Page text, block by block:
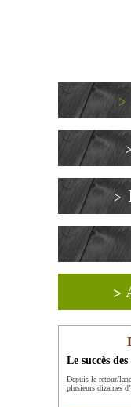
>
>
>
Le succès
Depuis le retour/
plusieurs dizaines